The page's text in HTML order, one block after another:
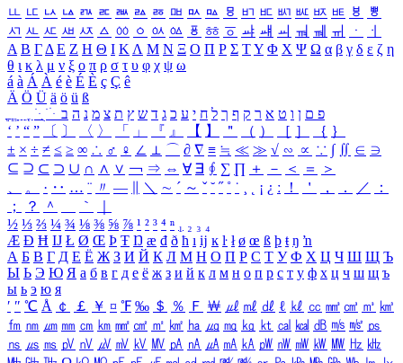
ㅥ ㅦ ㅧ ㅨ ㅩ ㅪ ㅫ ㅬ ㅭ ㅮ ㅯ ㅰ ㅱ ㅲ ㅳ ㅴ ㅵ ㅶ ㅷ ㅸ
ㅹ
ㅺ ㅻ ㅼ ㅽ ㅾ ㅿ ㆀ ㆁ ㆂ ㆃ ㆄ ㆅ ㆆ ㆇ ㆈ ㆉ ㆊ ㆋ ㆌ ㆍ
ㆎ
Α Β ΓΔ Ε Ζ Η Θ Ι ΚΛ Μ Ν Ξ Ο Π Ρ Σ ΤΥ Φ Χ Ψ Ω α β γ δ ε ζ η
θ ι κ λ μ ν ξ ο π ρ σ τ υ φ χ ψ ω
á à Á À é è É È ç Ç ê
Ä Ö Ü ä ö ü ß
ִֶֹ ֻּ ׁׂ פ ם ן ו ט א ר ק ף ך ל ח י ע כ ג ד ש ץ ת צ מ נ ה ב
‘ ’ “ ” 〔 〕 〈 〉 「 」 『 』 【 】 ＂ （ ） ［ ］ ｛ ｝
± × ÷ ≠ ≤ ≥ ∞ ∴ ♂ ♀ ∠ ⊥ ⌒ ∂ ∇ ≡ ≒ ≪ ≫ √ ∽ ∝ ∵ ∫ ∬ ∈ ∋
⊆ ⊇ ⊂ ⊃ ∪ ∩ ∧ ∨ ￢ ⇒ ⇔ ∀ ∃ ∮ ∑ ∏ ＋ － ＜ ＝
＞
、
。 · ‥ … ¨ 〃 ― ＼ ∼ ´ ～ ˇ ˘ ˝ ˚ ˙ ¸ ¡ ¿ ː ！ ＇ ， ． ／
：
；
？ ＾ ｀
½ ⅓ ⅔ ¼ ¾ ⅛ ⅜ ⅝ ⅞ ¹ ² ³ ⁴ ⁿ ₁ ₂ ₃ ₄
Æ Ð Ħ Ĳ Ł Ø Œ Þ Ŧ Ŋ æ đ ð ħ ı ĳ ĸ ŀ ł ø œ ß þ ŧ ŋ ŉ
А Б В Г Д Е Ё Ж З И Й К Л М Н О П Р С Т У Ф Х Ц Ч Ш Щ Ъ
Ы Ь Э Ю Я а б в г д е ё ж з и й к л м н о п р с т у ф х ц ч ш щ ъ
ы ь э ю я
′ ″ ℃ Å ￠ ￡ ￥ ¤ ℉ ‰ ＄ ％ Ｆ ￦ ㎕ ㎖ ㎗ ℓ ㎘ ㏄ ㎣ ㎤ ㎥ ㎦
㎙ ㎚ ㎛ ㎜ ㎝ ㎞ ㎟ ㎠ ㎡ ㎢ ㏊ ㎍ ㎎ ㎏ ㏏ ㎈ ㎉ ㏈ ㎧ ㎨ ㎰
㎱ ㎲ ㎳ ㎴ ㎵ ㎶ ㎷ ㎸ ㎹ ㎀ ㎁ ㎂ ㎃ ㎄ ㎺ ㎻ ㎽ ㎾ ㎿ ㎐ ㎑